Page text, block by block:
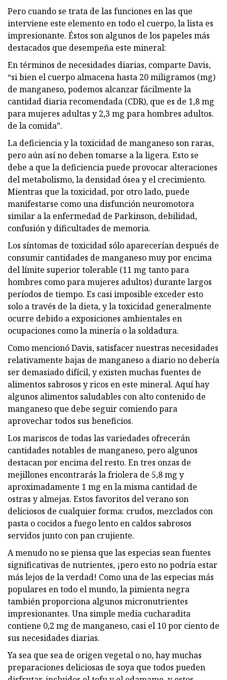
Pero cuando se trata de las funciones en las que
interviene este elemento en todo el cuerpo, la lista es
impresionante. Éstos son algunos de los papeles más
destacados que desempeña este mineral:
En términos de necesidades diarias, comparte Davis,
“si bien el cuerpo almacena hasta 20 miligramos (mg)
de manganeso, podemos alcanzar fácilmente la
cantidad diaria recomendada (CDR), que es de 1,8 mg
para mujeres adultas y 2,3 mg para hombres adultos.
de la comida”.
La deficiencia y la toxicidad de manganeso son raras,
pero aún así no deben tomarse a la ligera. Esto se
debe a que la deficiencia puede provocar alteraciones
del metabolismo, la densidad ósea y el crecimiento.
Mientras que la toxicidad, por otro lado, puede
manifestarse como una disfunción neuromotora
similar a la enfermedad de Parkinson, debilidad,
confusión y dificultades de memoria.
Los síntomas de toxicidad sólo aparecerían después de
consumir cantidades de manganeso muy por encima
del límite superior tolerable (11 mg tanto para
hombres como para mujeres adultos) durante largos
períodos de tiempo. Es casi imposible exceder esto
solo a través de la dieta, y la toxicidad generalmente
ocurre debido a exposiciones ambientales en
ocupaciones como la minería o la soldadura.
Como mencionó Davis, satisfacer nuestras necesidades
relativamente bajas de manganeso a diario no debería
ser demasiado difícil, y existen muchas fuentes de
alimentos sabrosos y ricos en este mineral. Aquí hay
algunos alimentos saludables con alto contenido de
manganeso que debe seguir comiendo para
aprovechar todos sus beneficios.
Los mariscos de todas las variedades ofrecerán
cantidades notables de manganeso, pero algunos
destacan por encima del resto. En tres onzas de
mejillones encontrarás la friolera de 5,8 mg y
aproximadamente 1 mg en la misma cantidad de
ostras y almejas. Estos favoritos del verano son
deliciosos de cualquier forma: crudos, mezclados con
pasta o cocidos a fuego lento en caldos sabrosos
servidos junto con pan crujiente.
A menudo no se piensa que las especias sean fuentes
significativas de nutrientes, ¡pero esto no podría estar
más lejos de la verdad! Como una de las especias más
populares en todo el mundo, la pimienta negra
también proporciona algunos micronutrientes
impresionantes. Una simple media cucharadita
contiene 0,2 mg de manganeso, casi el 10 por ciento de
sus necesidades diarias.
Ya sea que sea de origen vegetal o no, hay muchas
preparaciones deliciosas de soya que todos pueden